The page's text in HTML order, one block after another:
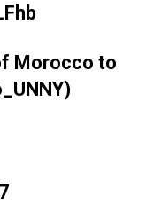
Morocco to